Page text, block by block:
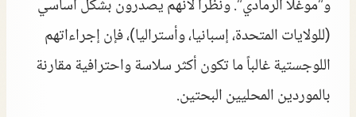
و”موغلا الرمادي”. ونظراً لأنهم يصدرون بشكل أساسي
(للولايات المتحدة، إسبانيا، وأستراليا)، فإن إجراءاتهم
اللوجستية غالباً ما تكون أكثر سلاسة واحترافية مقارنة
بالموردين المحليين البحتين.